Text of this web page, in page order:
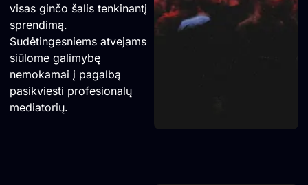
visas ginčo šalis tenkinantį
sprendimą.
Sudėtingesniems atvejams
siūlome galimybę
nemokamai į pagalbą
pasikviesti profesionalų
mediatorių.